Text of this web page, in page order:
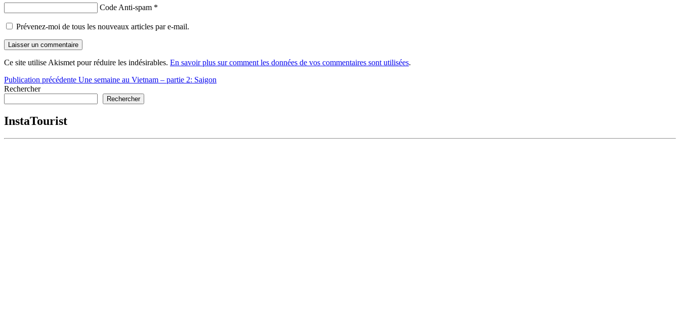
Code Anti-spam *
Prévenez-moi de tous les nouveaux articles par e-mail.
Ce site utilise Akismet pour réduire les indésirables. En savoir plus sur comment les données de vos commentaires sont utilisées.
Navigation
de
Publication précédente Une semaine au Vietnam – partie 2: Saigon
Rechercher
Rechercher
InstaTourist